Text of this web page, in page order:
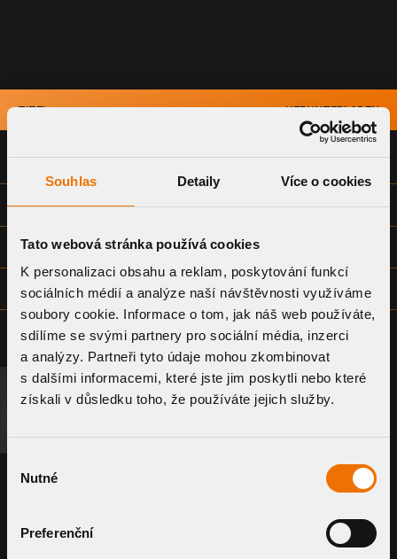
Souhlas Detaily Více o cookies
Tato webová stránka používá cookies
K personalizaci obsahu a reklam, poskytování funkcí
sociálních médií a analýze naší návštěvnosti využíváme
soubory cookie. Informace o tom, jak náš web používáte,
sdílíme se svými partnery pro sociální média, inzerci
a analýzy. Partneři tyto údaje mohou zkombinovat
s dalšími informacemi, které jste jim poskytli nebo které
získali v důsledku toho, že používáte jejich služby.
souhlasu
Nutné
Preferenční
TITEL HERUNTERLADEN
TECHNISCHES DATENBLATT
ANWEISUNGEN ZUM EINBAU
ZEICHNUNGSDOKUMENTATION - ALLGEMEIN (DWG)
B2B-PORTAL